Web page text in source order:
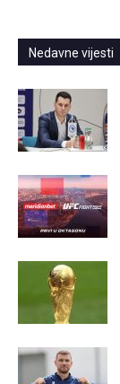
Nedavne vijesti